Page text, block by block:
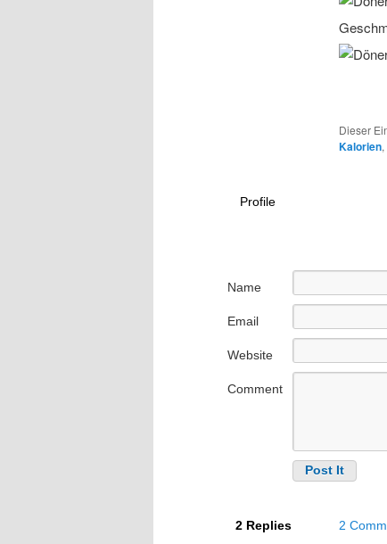
Dieser
Kalorien,
Profile
Name
Email
Website
Comment
2 Replies 2